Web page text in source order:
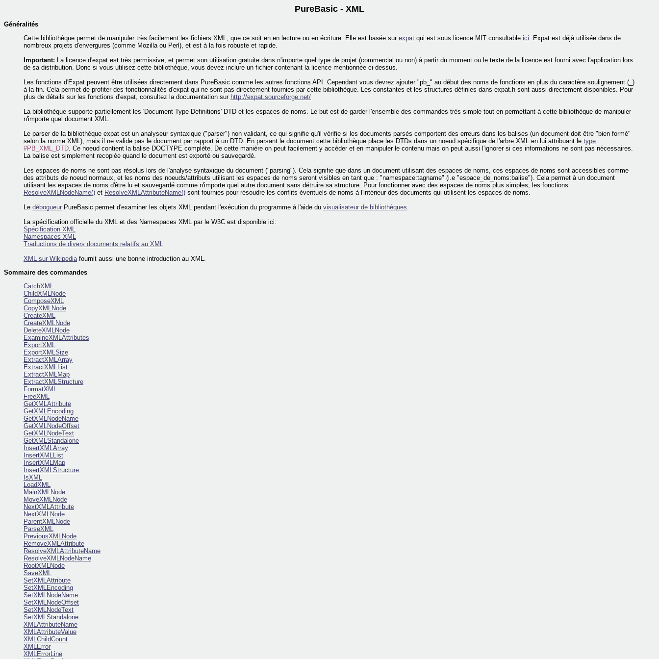
PureBasic - XML
Généralités
Cette bibliothèque permet de manipuler très facilement les fichiers XML, que ce soit en en lecture ou en écriture. Elle est basée sur expat qui est sous licence MIT consultable ici. Expat est déjà utilisée dans de
nombreux projets d'envergures (comme Mozilla ou Perl), et est à la fois robuste et rapide.
Important: La licence d'expat est très permissive, et permet son utilisation gratuite dans n'importe quel type de projet (commercial ou non) à partir du moment ou le texte de la licence est fourni avec l'application lors
de sa distribution. Donc si vous utilisez cette bibliothèque, vous devez inclure un fichier contenant la licence mentionnée ci-dessus.
Les fonctions d'Expat peuvent être utilisées directement dans PureBasic comme les autres fonctions API. Cependant vous devrez ajouter "pb_" au début des noms de fonctions en plus du caractère soulignement (_)
à la fin. Cela permet de profiter des fonctionnalités d'expat qui ne sont pas directement fournies par cette bibliothèque. Les constantes et les structures définies dans expat.h sont aussi directement disponibles. Pour
plus de détails sur les fonctions d'expat, consultez la documentation sur http://expat.sourceforge.net/
La bibliothèque supporte partiellement les 'Document Type Definitions' DTD et les espaces de noms. Le but est de garder l'ensemble des commandes très simple tout en permettant à cette bibliothèque de manipuler
n'importe quel document XML.
Le parser de la bibliothèque expat est un analyseur syntaxique ("parser") non validant, ce qui signifie qu'il vérifie si les documents parsés comportent des erreurs dans les balises (un document doit être "bien formé"
selon la norme XML), mais il ne valide pas le document par rapport à un DTD. En parsant le document cette bibliothèque place les DTDs dans un noeud spécifique de l'arbre XML en lui attribuant le type
#PB_XML_DTD. Ce noeud contient la balise DOCTYPE complète. De cette manière on peut facilement y accèder et en manipuler le contenu mais on peut aussi l'ignorer si ces informations ne sont pas nécessaires.
La balise est simplement recopiée quand le document est exporté ou sauvegardé.
Les espaces de noms ne sont pas résolus lors de l'analyse syntaxique du document ("parsing"). Cela signifie que dans un document utilisant des espaces de noms, ces espaces de noms sont accessibles comme
des attributs de noeud normaux, et les noms des noeuds/attributs utilisant les espaces de noms seront visibles en tant que : "namespace:tagname" (i.e "espace_de_noms:balise"). Cela permet à un document
utilisant les espaces de noms d'être lu et sauvegardé comme n'importe quel autre document sans détruire sa structure. Pour fonctionner avec des espaces de noms plus simples, les fonctions
ResolveXMLNodeName() et ResolveXMLAttributeName() sont fournies pour résoudre les conflits éventuels de noms à l'intérieur des documents qui utilisent les espaces de noms.
Le débogueur PureBasic permet d'examiner les objets XML pendant l'exécution du programme à l'aide du visualisateur de bibliothèques.
La spécification officielle du XML et des Namespaces XML par le W3C est disponible ici:
Spécification XML
Namespaces XML
Traductions de divers documents relatifs au XML
XML sur Wikipediafournit aussi une bonne introduction au XML.
Sommaire des commandes
CatchXML
ChildXMLNode
ComposeXML
CopyXMLNode
CreateXML
CreateXMLNode
DeleteXMLNode
ExamineXMLAttributes
ExportXML
ExportXMLSize
ExtractXMLArray
ExtractXMLList
ExtractXMLMap
ExtractXMLStructure
FormatXML
FreeXML
GetXMLAttribute
GetXMLEncoding
GetXMLNodeName
GetXMLNodeOffset
GetXMLNodeText
GetXMLStandalone
InsertXMLArray
InsertXMLList
InsertXMLMap
InsertXMLStructure
IsXML
LoadXML
MainXMLNode
MoveXMLNode
NextXMLAttribute
NextXMLNode
ParentXMLNode
ParseXML
PreviousXMLNode
RemoveXMLAttribute
ResolveXMLAttributeName
ResolveXMLNodeName
RootXMLNode
SaveXML
SetXMLAttribute
SetXMLEncoding
SetXMLNodeName
SetXMLNodeOffset
SetXMLNodeText
SetXMLStandalone
XMLAttributeName
XMLAttributeValue
XMLChildCount
XMLError
XMLErrorLine